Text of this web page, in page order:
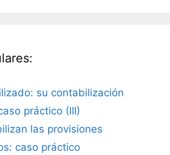
su contabilización
práctico (III)
las provisiones
caso práctico